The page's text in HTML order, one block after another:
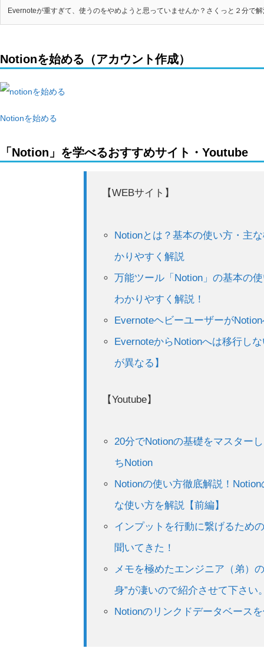
Evernoteが重すぎて、使うのをやめようと思っていませんか？さくっと２分で
Notionを始める（アカウント作成）
Notionを始める
「Notion」を学べるおすすめサイト・Youtube
【WEBサイト】
Notionとは？基本の使い方・主
かりやすく解説
万能ツール「Notion」の基本の
わかりやすく解説！
Evernoteヘビーユーザーが
EvernoteからNotionへは移行し
が異なる】
【Youtube】
20分でNotionの基礎をマスター
ちNotion
Notionの使い方徹底解説！
な使い方を解説【前編】
インプットを行動に繋げるため
聞いてきた！
メモを極めたエンジニア（弟）
身”が凄いので紹介させて下さい
Notionのリンクドデータベース